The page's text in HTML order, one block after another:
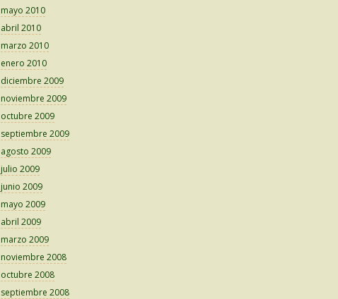
mayo 2010
abril 2010
marzo 2010
enero 2010
diciembre 2009
noviembre 2009
octubre 2009
septiembre 2009
agosto 2009
julio 2009
junio 2009
mayo 2009
abril 2009
marzo 2009
noviembre 2008
octubre 2008
septiembre 2008